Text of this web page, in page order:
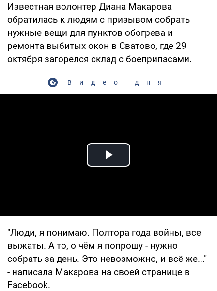
Известная волонтер Диана Макарова
обратилась к людям с призывом собрать
нужные вещи для пунктов обогрева и
ремонта выбитых окон в Сватово, где 29
октября загорелся склад с боеприпасами.
Видео дня
Play Video
"Люди, я понимаю. Полтора года войны, все
выжаты. А то, о чём я попрошу - нужно
собрать за день. Это невозможно, и всё же..."
- написала Макарова на своей странице в
Facebook.